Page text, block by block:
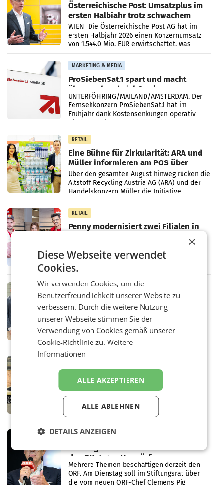
Österreichische Post: Umsatzplus im
ersten Halbjahr trotz schwachem
Briefgeschäft
WIEN Die Österreichische Post AG hat im
ersten Halbjahr 2026 einen Konzernumsatz
von 1.544,0 Mio. EUR erwirtschaftet, was
einem Plus von 3,8 Prozent gegenüber dem
Vergleichszeitraum
MARKETING & MEDIA
ProSiebenSat.1 spart und macht
überraschend viel Gewinn
UNTERFÖHRING/MAILAND/AMSTERDAM. Der
Fernsehkonzern ProSiebenSat.1 hat im
Frühjahr dank Kostensenkungen operativ
RETAIL
Eine Bühne für Zirkularität: ARA und
Müller informieren am POS über
Kreislauffähigkeit
Über den gesamten August hinweg rücken die
Altstoff Recycling Austria AG (ARA) und der
Handelskonzern Müller die Initiative
„Kreislauf-Helden“ in allen österreichischen
Müller-Filialen
RETAIL
Penny modernisiert zwei Filialen in
laufenden Modernisierungsoffensive
erneuert Penny zwei Filialen in Nieder- und
Oberösterreich. Die beiden Standorte liegen
in Haag sowie im rund
RETAIL
Alles bereit für den Wechsel: Jürgen
Albrecht setzt ab 1.1.2027 auf Adeg
WIENER NEUDORF. – Die geplante
Vorarlberger Kaufmann Jürgen Albrecht ist
kartellrechtlich freigegeben: Die
Bundeswettbewerbsbehörde und der
Rekordergebnis im Juli: Leapmotor
verdoppelt Auslieferungen und
überschreitet die 100.000er-Marke
– Im Juli 2026 erreichte Leapmotor einen
wichtigen Meilenstein und lieferte weltweit
101.267 Fahrzeuge aus, womit sich das
verdoppelte (+102
MARKETING & MEDIA
den SN gegen Vorwürfe
Mehrere Themen beschäftigen derzeit den
ORF. Am Dienstag soll im Stiftungsrat über
die vom neuen ORF-Chef Clemens Pig
×
Diese Webseite verwendet
Cookies.
Wir verwenden Cookies, um die
Benutzerfreundlichkeit unserer Website zu
verbessern. Durch die weitere Nutzung
unserer Webseite stimmen Sie der
Verwendung von Cookies gemäß unserer
Cookie-Richtlinie zu.Weitere
Informationen
ALLE AKZEPTIEREN
ALLE ABLEHNEN
DETAILS ANZEIGEN